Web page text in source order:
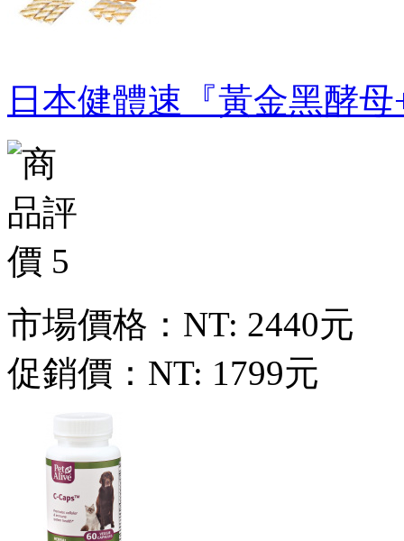
日本健體速『黃金黑酵
市場價格： NT: 2440元
促銷價： NT: 1799元